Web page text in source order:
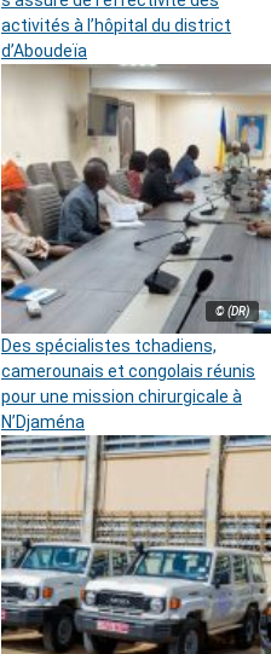
activités à l’hôpital du district
d’Aboudeïa
© (DR)
Des spécialistes tchadiens,
camerounais et congolais réunis
pour une mission chirurgicale à
N’Djaména